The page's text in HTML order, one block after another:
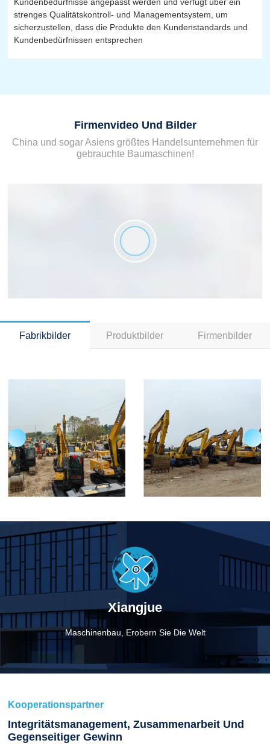
Kundenbedürfnisse angepasst werden und verfügt über ein
strenges Qualitätskontroll- und Managementsystem, um
sicherzustellen, dass die Produkte den Kundenstandards und
Kundenbedürfnissen entsprechen
Firmenvideo Und Bilder
China und sogar Asiens größtes Handelsunternehmen für
gebrauchte Baumaschinen!
Fabrikbilder Produktbilder Firmenbilder
Xiangjue
Maschinenbau, Erobern Sie Die Welt
Kooperationspartner
Integritätsmanagement, Zusammenarbeit Und
Gegenseitiger Gewinn